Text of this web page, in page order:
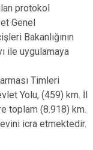
protokol
Genel
Bakanlığının
ile uygulamaya
Timleri
Yolu, (459) km. İl
toplam (8.918) km.
icra etmektedir.